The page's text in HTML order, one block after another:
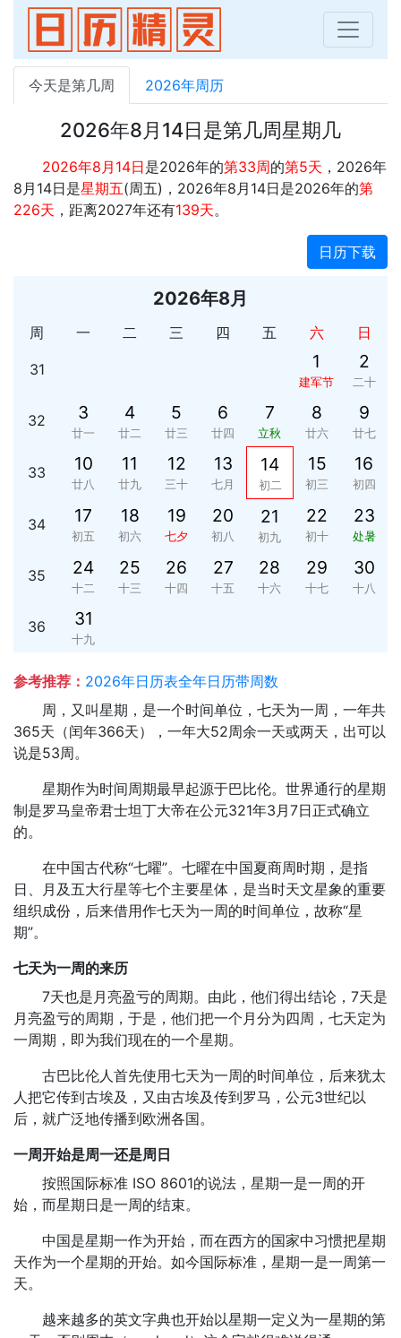
今天是第几周 2026年周历
2026年8月14日是第几周星期几
2026年8月14日是2026年的第33周的第5天 ，2026年
8月14日是星期五(周五)，2026年8月14日是2026年的第
226天 ，距离2027年还有139天。
日历下载
2026年8月
周 一 二 三 四 五 六 日
31 1
建军节
2
二十
32 3
廿一
4
廿二
5
廿三
6
廿四
7
立秋
8
廿六
9
廿七
33 10
廿八
11
廿九
12
三十
13
七月
14
初二
15
初三
16
初四
34 17
初五
18
初六
19
七夕
20
初八
21
初九
22
初十
23
处暑
35 24
十二
25
十三
26
十四
27
十五
28
十六
29
十七
30
十八
36 31
十九
参考推荐： 2026年日历表全年日历带周数
周，又叫星期，是一个时间单位，七天为一周，一年共
365天（闰年366天），一年大52周余一天或两天，出可以
说是53周。
星期作为时间周期最早起源于巴比伦。世界通行的星期
制是罗马皇帝君士坦丁大帝在公元321年3月7日正式确立
的。
在中国古代称“七曜”。七曜在中国夏商周时期，是指
日、月及五大行星等七个主要星体，是当时天文星象的重要
组织成份，后来借用作七天为一周的时间单位，故称“星
期”。
七天为一周的来历
7天也是月亮盈亏的周期。由此，他们得出结论，7天是
月亮盈亏的周期，于是，他们把一个月分为四周，七天定为
一周期，即为我们现在的一个星期。
古巴比伦人首先使用七天为一周的时间单位，后来犹太
人把它传到古埃及，又由古埃及传到罗马，公元3世纪以
后，就广泛地传播到欧洲各国。
一周开始是周一还是周日
按照国际标准 ISO 8601的说法，星期一是一周的开
始，而星期日是一周的结束。
中国是星期一作为开始，而在西方的国家中习惯把星期
天作为一个星期的开始。如今国际标准，星期一是一周第一
天。
越来越多的英文字典也开始以星期一定义为一星期的第